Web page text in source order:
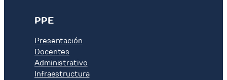
Brazil
´s
NDC
implementation
PPE
Presentación
Docentes
Administrativo
Infraestructura